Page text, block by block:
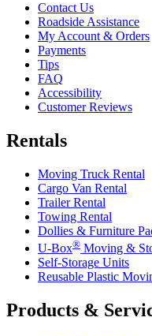
Contact Us
Roadside Assistance
My Account & Orders
Payments
Tips
FAQ
Accessibility
Customer Reviews
Rentals
Moving Truck Rental
Cargo Van Rental
Trailer Rental
Towing Rental
Dollies & Furniture
U-Box® Moving &
Self-Storage Units
Reusable Plastic
Products &